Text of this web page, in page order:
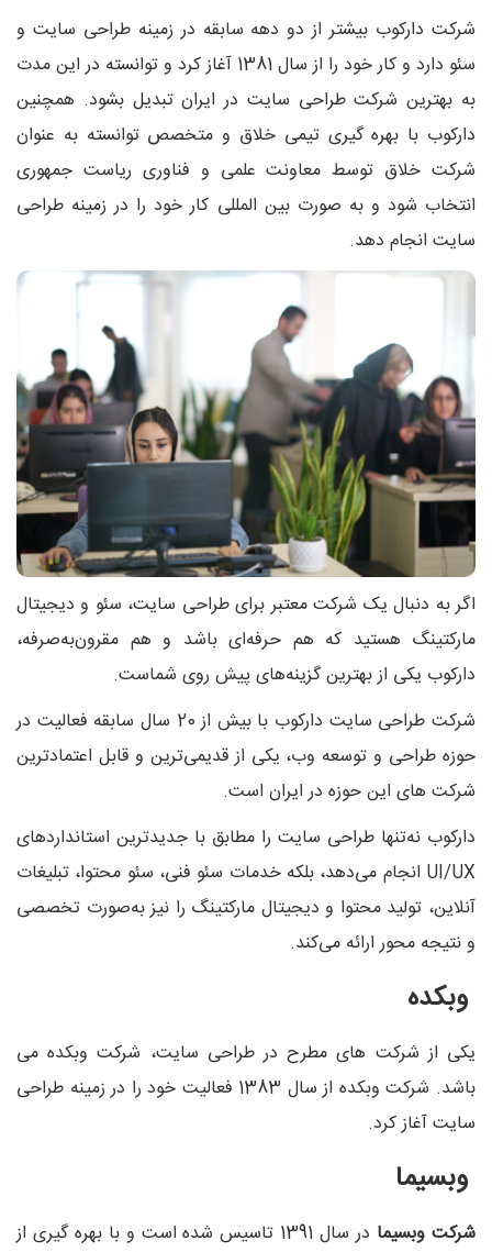
شرکت دارکوب بیشتر از دو دهه سابقه در زمینه طراحی سایت و
سئو دارد و کار خود را از سال 1381 آغاز کرد و توانسته در این مدت
به بهترین شرکت طراحی سایت در ایران تبدیل بشود. همچنین
دارکوب با بهره گیری تیمی خلاق و متخصص توانسته به عنوان
شرکت خلاق توسط معاونت علمی و فناوری ریاست جمهوری
انتخاب شود و به صورت بین المللی کار خود را در زمینه طراحی
سایت انجام دهد.
اگر به دنبال یک شرکت معتبر برای طراحی سایت، سئو و دیجیتال
مارکتینگ هستید که هم حرفه‌ای باشد و هم مقرون‌به‌صرفه،
دارکوب یکی از بهترین گزینه‌های پیش روی شماست.
شرکت طراحی سایت دارکوب با بیش از 20 سال سابقه فعالیت در
حوزه طراحی و توسعه وب، یکی از قدیمی‌ترین و قابل‌ اعتمادترین
شرکت‌ های این حوزه در ایران است.
دارکوب نه‌تنها طراحی سایت را مطابق با جدیدترین استانداردهای
UI/UX انجام می‌دهد، بلکه خدمات سئو فنی، سئو محتوا، تبلیغات
آنلاین، تولید محتوا و دیجیتال مارکتینگ را نیز به‌صورت تخصصی
و نتیجه‌ محور ارائه می‌کند.
وبکده
یکی از شرکت های مطرح در طراحی سایت، شرکت وبکده می
باشد. شرکت وبکده از سال 1383 فعالیت خود را در زمینه طراحی
سایت آغاز کرد.
وبسیما
شرکت وبسیما
در سال 1391 تاسیس شده است و با بهره گیری از